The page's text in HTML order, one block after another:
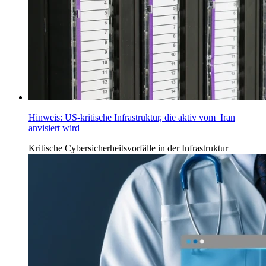
Hinweis: US-kritische Infrastruktur, die aktiv vom Iran
anvisiert wird
Kritische Cybersicherheitsvorfälle in der Infrastruktur